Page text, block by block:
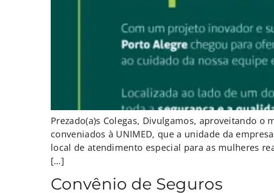
Prezado(a)s Colegas, Divulgamos, aproveitando o
conveniados à UNIMED, que a unidade da
local de atendimento especial para as mulheres
[…]
Convênio de Seguros